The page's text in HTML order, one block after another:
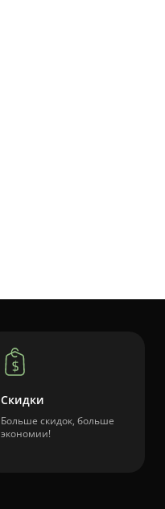
Скидки
Больше скидок, больше
экономии!